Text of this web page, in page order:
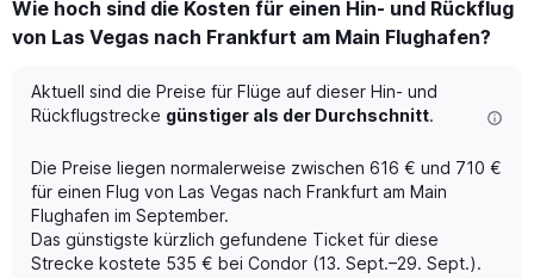
Range:
6
The
chart
has
Y
axis
displaying
Number
of
Wie hoch sind die Kosten für einen Hin- und Rückflug
von Las Vegas nach Frankfurt am Main Flughafen?
Aktuell sind die Preise für Flüge auf dieser Hin- und
Rückflugstrecke günstiger als der Durchschnitt.
Die Preise liegen normalerweise zwischen 616 € und 710 €
für einen Flug von Las Vegas nach Frankfurt am Main
Flughafen im September.
Das günstigste kürzlich gefundene Ticket für diese
Strecke kostete 535 € bei Condor (13. Sept.–29. Sept.).